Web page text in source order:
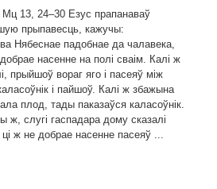
Мц 13, 24–30 Езус прапанаваў
прыпавесць, кажучы:
Нябеснае падобнае да чалавека,
насенне на полі сваім. Калі ж
прыйшоў вораг яго і пасеяў між
і пайшоў. Калі ж збажына
плод, тады паказаўся каласоўнік.
ж, слугі гаспадара дому сказалі
ж не добрае насенне пасеяў ...